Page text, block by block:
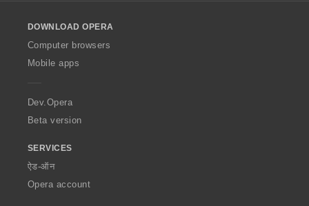
w
O
p
a
DOWNLOAD OPERA
Computer browsers
Mobile apps
Dev.Opera
Beta version
SERVICES
ऐड-ऑन
Opera account